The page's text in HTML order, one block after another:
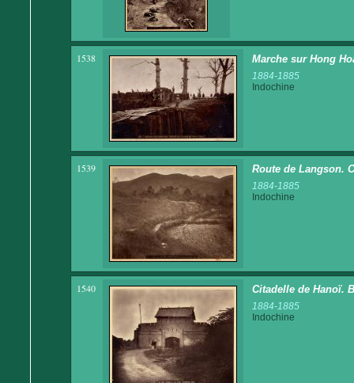
1538 Marche sur Hong
1884-1885
Indochine
1539 Route de Langson.
1884-1885
Indochine
1540 Citadelle de Hanoï.
1884-1885
Indochine